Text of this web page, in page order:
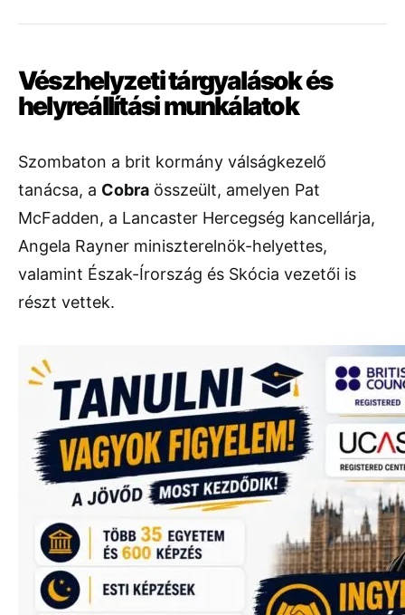
Vészhelyzeti tárgyalások és
helyreállítási munkálatok
Szombaton a brit kormány válságkezelő
tanácsa, a Cobra összeült, amelyen Pat
McFadden, a Lancaster Hercegség kancellárja,
Angela Rayner miniszterelnök-helyettes,
valamint Észak-Írország és Skócia vezetői is
részt vettek.